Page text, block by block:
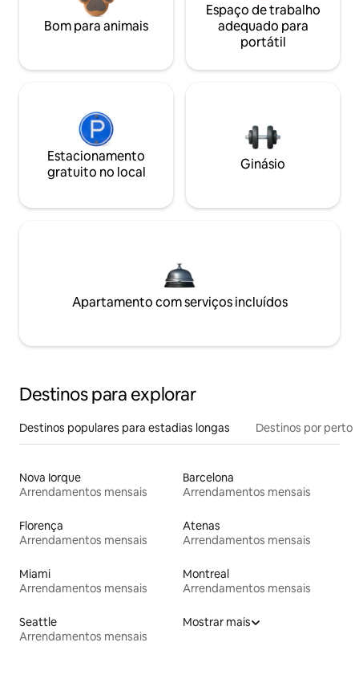
Bom para animais
Espaço de trabalho
adequado para
portátil
Estacionamento
gratuito no local
Ginásio
Apartamento com serviços incluídos
Destinos para explorar
Destinos populares para estadias longas Destinos por perto
Nova Iorque
Arrendamentos mensais
Barcelona
Arrendamentos mensais
Florença
Arrendamentos mensais
Atenas
Arrendamentos mensais
Miami
Arrendamentos mensais
Montreal
Arrendamentos mensais
Seattle
Arrendamentos mensais
Mostrar mais